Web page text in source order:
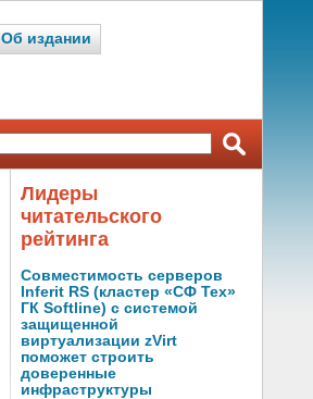
Об издании
Лидеры
читательского
рейтинга
Совместимость серверов
Inferit RS (кластер «СФ Тех»
ГК Softline) с системой
защищенной
виртуализации zVirt
поможет строить
доверенные
инфраструктуры